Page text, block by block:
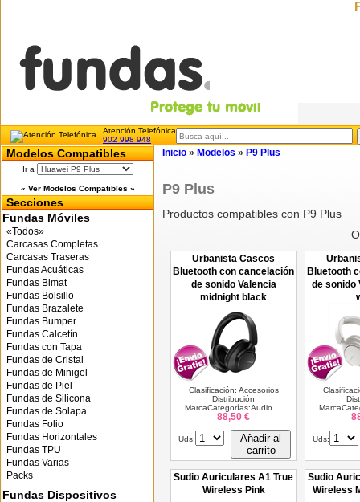
Atención Telefónica
902 998 948
Modelos Compatibles
Ir a
« Ver Modelos Compatibles »
Secciones
Fundas Móviles
«Todos»
Carcasas Completas
Carcasas Traseras
Fundas Acuáticas
Fundas Bimat
Fundas Bolsillo
Fundas Brazalete
Fundas Bumper
Fundas Calcetín
Fundas con Tapa
Fundas de Cristal
Fundas de Minigel
Fundas de Piel
Fundas de Silicona
Fundas de Solapa
Fundas Folio
Fundas Horizontales
Fundas TPU
Fundas Varias
Packs
Fundas Dispositivos
Inicio » Modelos » P9 Plus
P9 Plus
Productos compatibles con P9 Plus
Urbanista Cascos
Bluetooth con cancelación
de sonido Valencia
midnight black
Clasificación: Accesorios
Distribución
MarcaCategorías:Audio ...
88,50 €
Uds:
Añadir al
carrito
Bluetooth
de sonido
Uds:
Sudio Auriculares A1 True
Wireless Pink
Sudio
Wireless